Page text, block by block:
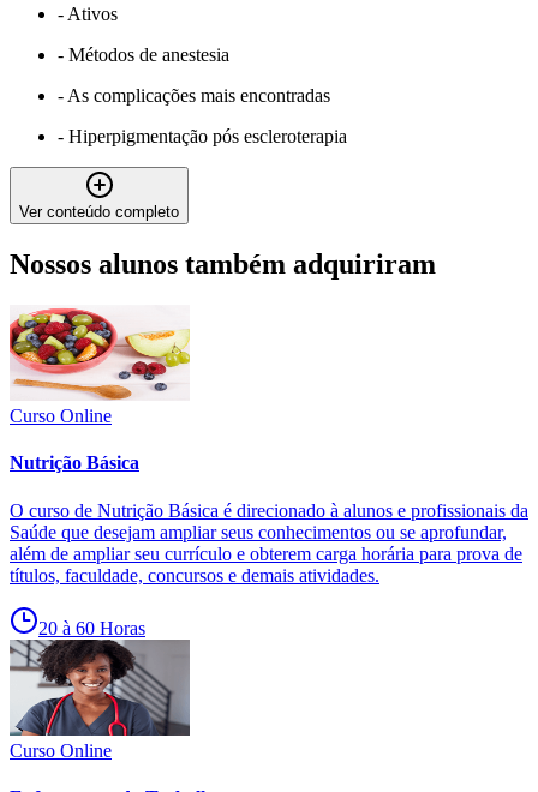
- Ativos
- Métodos de anestesia
- As complicações mais encontradas
- Hiperpigmentação pós escleroterapia
Ver conteúdo completo
Nossos alunos também adquiriram
Curso Online
Nutrição Básica
O curso de Nutrição Básica é direcionado à alunos e profissionais da
Saúde que desejam ampliar seus conhecimentos ou se aprofundar,
além de ampliar seu currículo e obterem carga horária para prova de
títulos, faculdade, concursos e demais atividades.
20 à 60 Horas
Curso Online